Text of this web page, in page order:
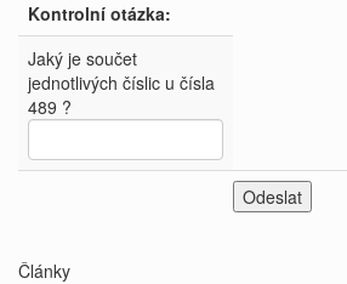
Kontrolní otázka:
Jaký je součet
jednotlivých číslic u čísla
489 ?
Články